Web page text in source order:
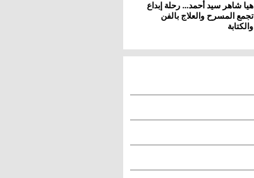
هيا شاهر سيد أحمد... رحلة إبداع
تجمع المسرح والعلاج بالفن
والكتابة